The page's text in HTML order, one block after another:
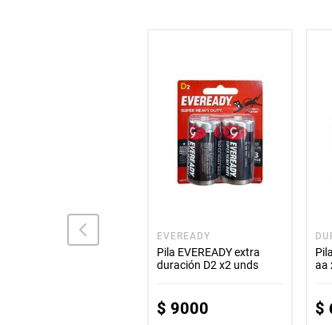
EVEREADY
Pila EVEREADY extra
duración D2 x2 unds
$ 9000
aa
$